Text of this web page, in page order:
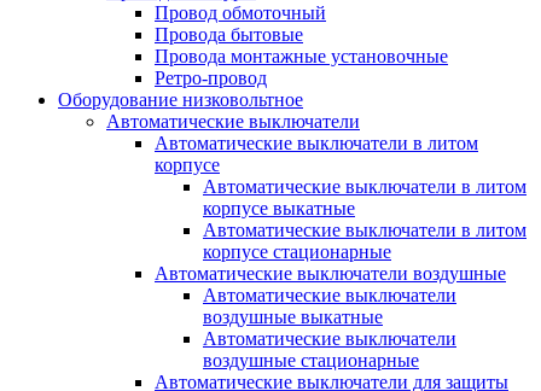
Провод обмоточный
Провода бытовые
Провода монтажные установочные
Ретро-провод
Оборудование низковольтное
Автоматические выключатели
Автоматические выключатели в литом
корпусе
Автоматические выключатели в литом
корпусе выкатные
Автоматические выключатели в литом
корпусе стационарные
Автоматические выключатели воздушные
Автоматические выключатели
воздушные выкатные
Автоматические выключатели
воздушные стационарные
Автоматические выключатели для защиты